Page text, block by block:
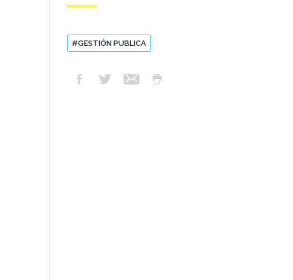
#GESTIÓN PUBLICA